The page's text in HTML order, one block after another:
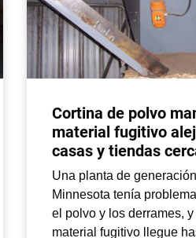
Cortina de polvo
material fugitivo
casas y tiendas
Una planta de
Minnesota tenía
el polvo y los derrames, y
material fugitivo llegue